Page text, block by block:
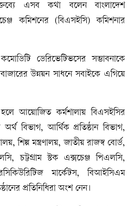
এসব কথা বলেন বাংলাদেশ
কমিশনের (বিএসইসি) কমিশনার
ডেরিভেটিভসের সম্ভাবনাকে
উন্নয়ন সাধনে সবাইকে এগিয়ে
হলে আয়োজিত কর্মশালায় বিএসইসির
অর্থ বিভাগ, আর্থিক প্রতিষ্ঠান বিভাগ,
শিল্প মন্ত্রণালয়, জাতীয় রাজস্ব বোর্ড,
চট্টগ্রাম স্টক এক্সচেঞ্জ পিএলসি,
মার্কেটস, বিআইসিএম
প্রতিনিধিরা অংশ নেন।